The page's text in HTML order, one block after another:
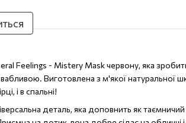
Feelings - Mistery Mask червону, яка
Виготовлена ​​з м'якої натуральної
і в спальні!
деталь, яка доповнить як